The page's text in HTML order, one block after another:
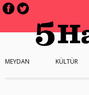
MEYDAN KÜLTÜR